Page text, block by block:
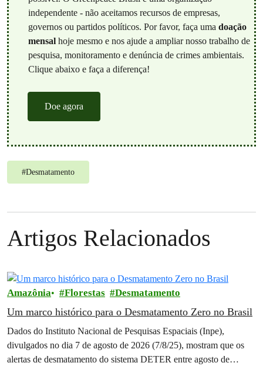
independente - não aceitamos recursos de empresas,
governos ou partidos políticos. Por favor, faça uma doação
mensalhoje mesmo e nos ajude a ampliar nosso trabalho de
pesquisa, monitoramento e denúncia de crimes ambientais.
Clique abaixo e faça a diferença!
Doe agora
#Desmatamento
Artigos Relacionados
Amazônia Florestas Desmatamento
Um marco histórico para o Desmatamento Zero no Brasil
Dados do Instituto Nacional de Pesquisas Espaciais (Inpe),
divulgados no dia 7 de agosto de 2026 (7/8/25), mostram que os
alertas de desmatamento do sistema DETER entre agosto de